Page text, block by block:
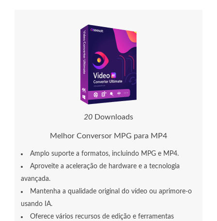
20 Downloads
Melhor Conversor MPG para MP4
Amplo suporte a formatos, incluindo MPG e MP4.
Aproveite a aceleração de hardware e a tecnologia
avançada.
Mantenha a qualidade original do vídeo ou aprimore-o
usando IA.
Oferece vários recursos de edição e ferramentas